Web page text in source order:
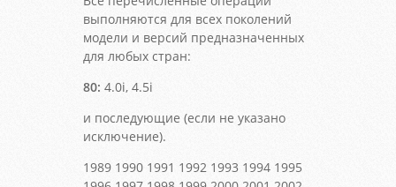
выполняются для всех поколений
модели и версий предназначенных
для любых стран:
80: 4.0i, 4.5i
и последующие (если не указано
исключение).
1989 1990 1991 1992 1993 1994 1995